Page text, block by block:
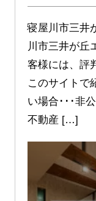
寝屋川市三井
川市三井が丘
客様には、評
このサイトで
い場合･･･非
不動産 […]